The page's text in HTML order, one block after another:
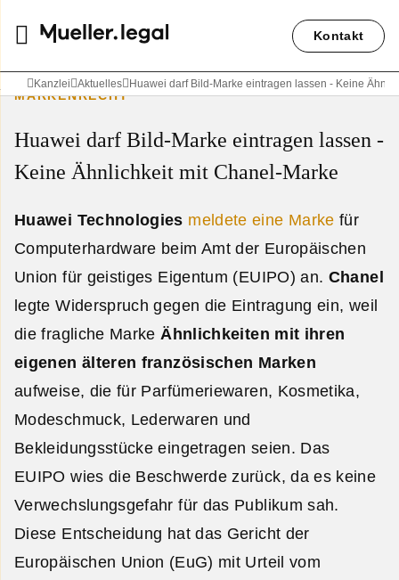
Kontakt
Kanzlei Aktuelles Huawei darf Bild-Marke eintragen lassen - Keine
MARKENRECHT
Huawei darf Bild-Marke eintragen lassen -
Keine Ähnlichkeit mit Chanel-Marke
Huawei Technologies meldete eine Marke für
Computerhardware beim Amt der Europäischen
Union für geistiges Eigentum (EUIPO) an. Chanel
legte Widerspruch gegen die Eintragung ein, weil
die fragliche Marke Ähnlichkeiten mit ihren
eigenen älteren französischen Marken
aufweise, die für Parfümeriewaren, Kosmetika,
Modeschmuck, Lederwaren und
Bekleidungsstücke eingetragen seien. Das
EUIPO wies die Beschwerde zurück, da es keine
Verwechslungsgefahr für das Publikum sah.
Diese Entscheidung hat das Gericht der
Europäischen Union (EuG) mit Urteil vom